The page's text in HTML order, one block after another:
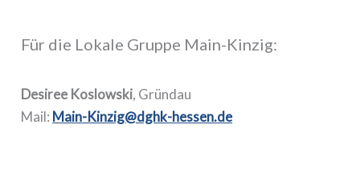
Für die Lokale Gruppe Main-Kinzig:
Desiree Koslowski, Gründau
Mail: Main-Kinzig@dghk-hessen.de